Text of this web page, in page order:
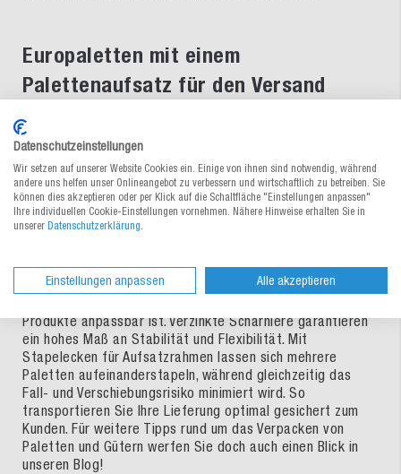
Europaletten mit einem
Palettenaufsatz für den Versand
vorbereiten
adäquate Möglichkeit, um Kleinteile und besonders
schwere Güter für den Versand auf einer Palette zu
sichern. Setzen Sie stattdessen auf Stapelrahmen aus
hochwertigem Holz, die sich einfach, schnell und ohne
lassen. Die faltbar und klappbar designten Bretter können
Sie stapeln und dadurch den Palettenaufsatzrahmen aus
Produkte anpassbar ist. Verzinkte Scharniere garantieren
ein hohes Maß an Stabilität und Flexibilität. Mit
Stapelecken für Aufsatzrahmen lassen sich mehrere
Paletten aufeinanderstapeln, während gleichzeitig das
Fall- und Verschiebungsrisiko minimiert wird. So
transportieren Sie Ihre Lieferung optimal gesichert zum
Kunden. Für weitere Tipps rund um das Verpacken von
Paletten und Gütern werfen Sie doch auch einen Blick in
unseren Blog!
Datenschutzeinstellungen
Wir setzen auf unserer Website Cookies ein. Einige von ihnen sind notwendig, während
andere uns helfen unser Onlineangebot zu verbessern und wirtschaftlich zu betreiben. Sie
können dies akzeptieren oder per Klick auf die Schaltfläche "Einstellungen anpassen"
Ihre individuellen Cookie-Einstellungen vornehmen. Nähere Hinweise erhalten Sie in
unserer Datenschutzerklärung.
Einstellungen anpassen Alle akzeptieren